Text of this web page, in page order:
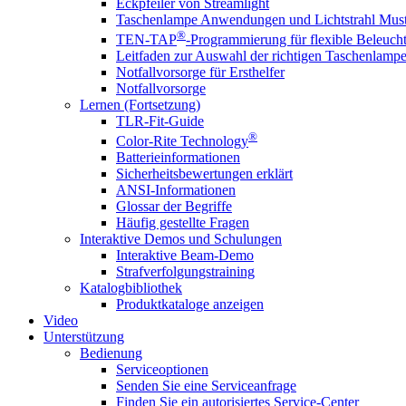
Taschenlampe Anwendungen und Lichtstrahl
TEN-TAP®-Programmierung für flexible
Leitfaden zur Auswahl der richtigen Taschenlampe
Notfallvorsorge für Ersthelfer
Notfallvorsorge
Lernen (Fortsetzung)
TLR-Fit-Guide
Color-Rite Technology®
Batterieinformationen
Sicherheitsbewertungen erklärt
ANSI-Informationen
Glossar der Begriffe
Häufig gestellte Fragen
Interaktive Demos und Schulungen
Interaktive Beam-Demo
Strafverfolgungstraining
Katalogbibliothek
Produktkataloge anzeigen
Video
Unterstützung
Bedienung
Serviceoptionen
Senden Sie eine Serviceanfrage
Finden Sie ein autorisiertes Service-Center